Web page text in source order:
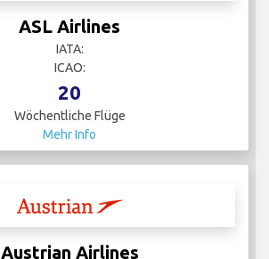
ASL Airlines
IATA:
ICAO:
20
Wöchentliche Flüge
Mehr Info
Austrian Airlines